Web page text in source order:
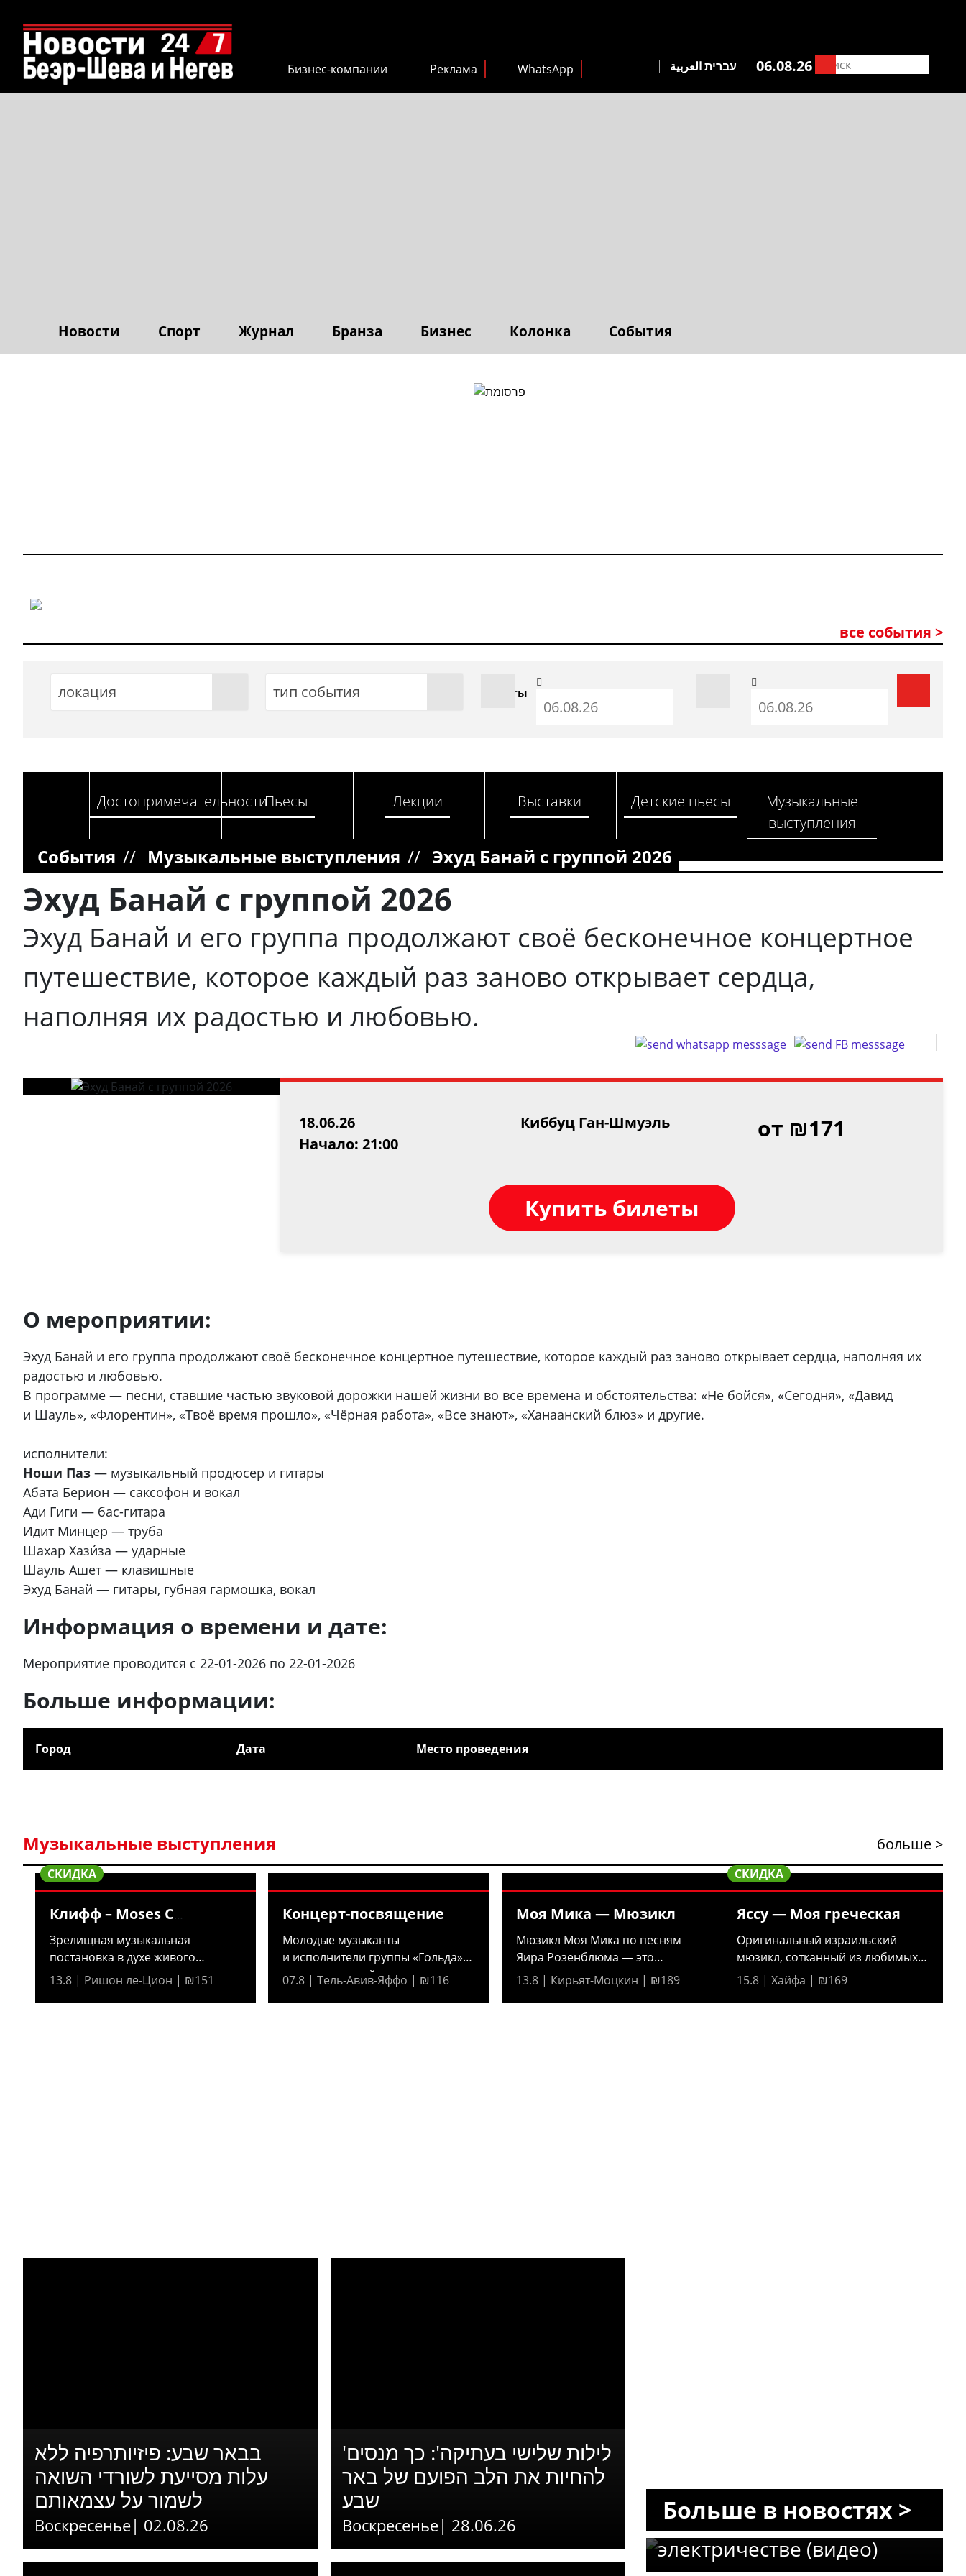
Бизнес-компании Реклама WhatsApp 06.08.26 עבריתالعربية
Новости Спорт Журнал Бранза Бизнес Колонка События
все события >
локация тип события С даты
ДостопримечательностиПьесы Лекции Выставки Детские пьесы
Музыкальные
выступления
События // Музыкальные выступления // Эхуд Банай с группой 2026
Эхуд Банай с группой 2026
Эхуд Банай и его группа продолжают своё бесконечное концертное
путешествие, которое каждый раз заново открывает сердца,
наполняя их радостью и любовью.
18.06.26
Начало: 21:00
Киббуц Ган-Шмуэль от ₪171
Купить билеты
О мероприятии:
Эхуд Банай и его группа продолжают своё бесконечное концертное путешествие, которое каждый раз заново открывает сердца, наполняя их
радостью и любовью.
В программе — песни, ставшие частью звуковой дорожки нашей жизни во все времена и обстоятельства: «Не бойся», «Сегодня», «Давид
и Шауль», «Флорентин», «Твоё время прошло», «Чёрная работа», «Все знают», «Ханаанский блюз» и другие.
исполнители:
Ноши Паз — музыкальный продюсер и гитары
Абата Берион — саксофон и вокал
Ади Гиги — бас-гитара
Идит Минцер — труба
Шахар Хази́за — ударные
Шауль Ашет — клавишные
Эхуд Банай — гитары, губная гармошка, вокал
Информация о времени и дате:
Мероприятие проводится с 22-01-2026 по 22-01-2026
Больше информации:
Город Дата Место проведения
Музыкальные выступления больше >
СКИДКА
Клифф – Moses C
исполняет
Зрелищная музыкальная
постановка в духе живого
кино —...
13.8 | Ришон ле-Цион | ₪151
Концерт-посвящение
Молодые музыканты
и исполнители группы «Гольда»
посвящают свой...
07.8 | Тель-Авив-Яффо | ₪116
Моя Мика — Мюзикл
Мюзикл Моя Мика по песням
Яира Розенблюма — это
трогательная...
13.8 | Кирьят-Моцкин | ₪189
СКИДКА
Яссу — Моя греческая
Оригинальный израильский
мюзикл, сотканный из любимых
греческих...
15.8 | Хайфа | ₪169
בבאר שבע: פיזיותרפיה ללא
עלות מסייעת לשורדי השואה
לשמור על עצמאותם
Воскресенье| 02.08.26
'לילות שלישי בעתיקה': כך מנסים
להחיות את הלב הפועם של באר
שבע
Воскресенье| 28.06.26 Больше в новостях >
Шалом: нелегальная АЗС
работала на ворованном
электричестве (видео)